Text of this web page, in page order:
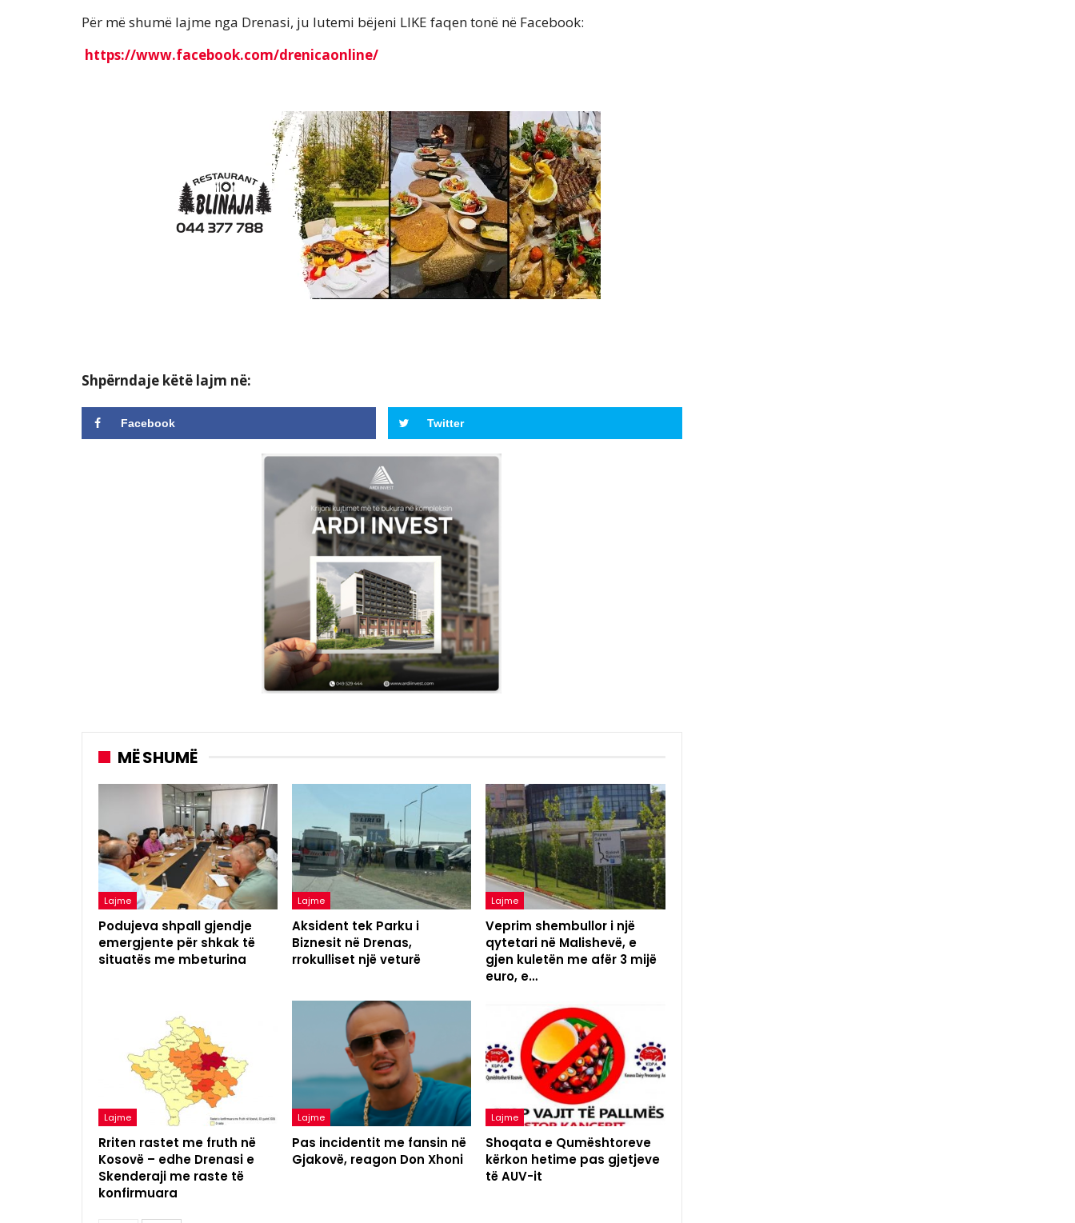
Për më shumë lajme nga Drenasi, ju lutemi bëjeni LIKE faqen tonë në Facebook:
https://www.facebook.com/drenicaonline/
Shpërndaje këtë lajm në:
Facebook Twitter
MË SHUMË
Lajme
Podujeva shpall gjendje
emergjente për shkak të
situatës me mbeturina
Lajme
Aksident tek Parku i
Biznesit në Drenas,
rrokulliset një veturë
Lajme
Veprim shembullor i një
qytetari në Malishevë, e
gjen kuletën me afër 3 mijë
euro, e…
Lajme
Rriten rastet me fruth në
Kosovë – edhe Drenasi e
Skenderaji me raste të
konfirmuara
Lajme
Pas incidentit me fansin në
Gjakovë, reagon Don Xhoni
Lajme
Shoqata e Qumështoreve
kërkon hetime pas gjetjeve
të AUV-it